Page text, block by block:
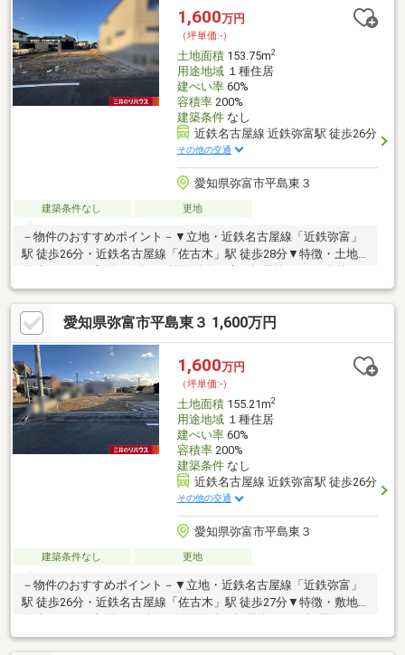
570m)■ ご希望の住まい探しをお手伝いします ━━━━━・・・
物件の詳細・ご相談はお気軽にお問い合わせください。
1,600万円
（坪単価:-）
土地面積153.75m2
用途地域１種住居
建ぺい率60%
容積率200%
建築条件なし
近鉄名古屋線 近鉄弥富駅 徒歩26分
その他の交通
愛知県弥富市平島東３
建築条件なし 更地
－物件のおすすめポイント－▼立地・近鉄名古屋線「近鉄弥富」
駅 徒歩26分・近鉄名古屋線「佐古木」駅 徒歩28分▼特徴・土地
接道間口は約6.8m・現況更地につき、プランが決まり次第スムー
ズに建築に移れます・建築条件付宅地販売ではないため、お好き
なハウスメーカー・工務店で建築可能▼周辺環境・作左山公園 徒
歩3分(約200m)・セブンイレブン弥富六條町店 徒歩8分(約570m)■
ご希望の住まい探しをお手伝いします ━━━━━・・・物件の詳
細・ご相談はお気軽にお問い合わせください。
愛知県弥富市平島東３ 1,600万円
1,600万円
（坪単価:-）
土地面積155.21m2
用途地域１種住居
建ぺい率60%
容積率200%
建築条件なし
近鉄名古屋線 近鉄弥富駅 徒歩26分
その他の交通
愛知県弥富市平島東３
建築条件なし 更地
－物件のおすすめポイント－▼立地・近鉄名古屋線「近鉄弥富」
駅 徒歩26分・近鉄名古屋線「佐古木」駅 徒歩27分▼特徴・敷地
公道、お車の出入庫もスムーズな広さ・2方が道路に面しており、